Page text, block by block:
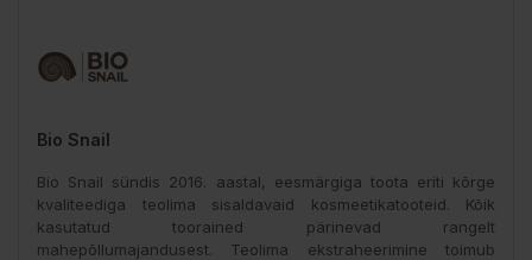
Bio Snail
Bio Snail sündis 2016. aastal, eesmärgiga toota eriti kõrge
kvaliteediga teolima sisaldavaid kosmeetikatooteid. Kõik
kasutatud toorained pärinevad rangelt
mahepõllumajandusest. Teolima ekstraheerimine toimub